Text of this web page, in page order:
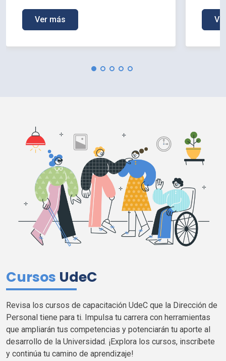
Ver más
Cursos UdeC
Revisa los cursos de capacitación UdeC que la Dirección de
Personal tiene para ti. Impulsa tu carrera con herramientas
que ampliarán tus competencias y potenciarán tu aporte al
desarrollo de la Universidad. ¡Explora los cursos, inscríbete
y continúa tu camino de aprendizaje!